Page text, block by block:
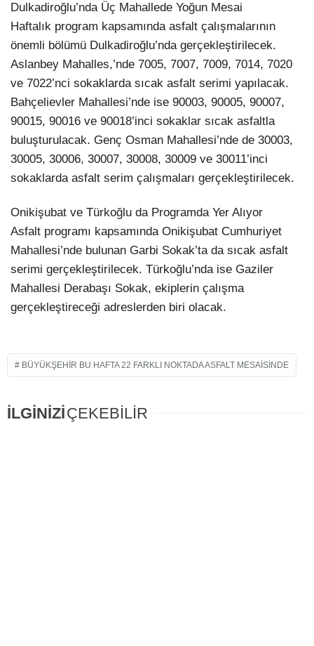
Dulkadiroğlu’nda Üç Mahallede Yoğun Mesai
Haftalık program kapsamında asfalt çalışmalarının
önemli bölümü Dulkadiroğlu’nda gerçekleştirilecek.
Aslanbey Mahalles,’nde 7005, 7007, 7009, 7014, 7020
ve 7022’nci sokaklarda sıcak asfalt serimi yapılacak.
Bahçelievler Mahallesi’nde ise 90003, 90005, 90007,
90015, 90016 ve 90018’inci sokaklar sıcak asfaltla
buluşturulacak. Genç Osman Mahallesi’nde de 30003,
30005, 30006, 30007, 30008, 30009 ve 30011’inci
sokaklarda asfalt serim çalışmaları gerçekleştirilecek.
Onikişubat ve Türkoğlu da Programda Yer Alıyor
Asfalt programı kapsamında Onikişubat Cumhuriyet
Mahallesi’nde bulunan Garbi Sokak’ta da sıcak asfalt
serimi gerçekleştirilecek. Türkoğlu’nda ise Gaziler
Mahallesi Derabaşı Sokak, ekiplerin çalışma
gerçekleştireceği adreslerden biri olacak.
BÜYÜKŞEHIR BU HAFTA 22 FARKLI NOKTADA ASFALT MESAISINDE
İLGİNİZİÇEKEBİLİR